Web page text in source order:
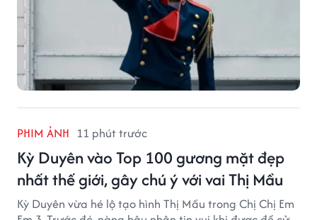
PHIM ẢNH 11 phút trước
Kỳ Duyên vào Top 100 gương mặt đẹp
nhất thế giới, gây chú ý với vai Thị Mầu
Kỳ Duyên vừa hé lộ tạo hình Thị Mầu trong Chị Chị Em